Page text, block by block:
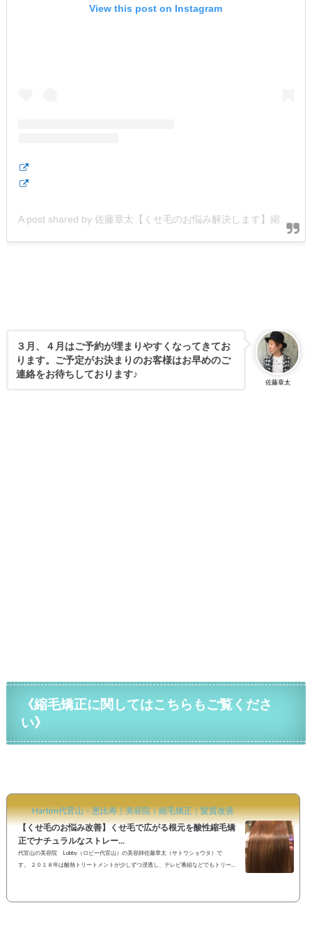
View this post on Instagram
A post shared by 佐藤章太【くせ毛のお悩み解決します】縮毛矯正/髪質改善 (@shota.hair)
佐藤章太
３月、４月はご予約が埋まりやすくなってきてお
ります。ご予定がお決まりのお客様はお早めのご
連絡をお待ちしております♪
《縮毛矯正に関してはこちらもご覧くださ
い》
Hartim代官山・恵比寿｜美容院｜縮毛矯正｜髪質改善
【くせ毛のお悩み改善】くせ毛で広がる根元を酸性縮毛矯
正でナチュラルなストレー...
代官山の美容院 Lobby（ロビー代官山）の美容師佐藤章太（サトウショウタ）で
す。 ２０１８年は酸熱トリートメントが少しずつ浸透し、テレビ番組などでもトリート
か？ヘアアイロンも髪への負担が少なく縮毛矯正がかけられるようにコーティングを施